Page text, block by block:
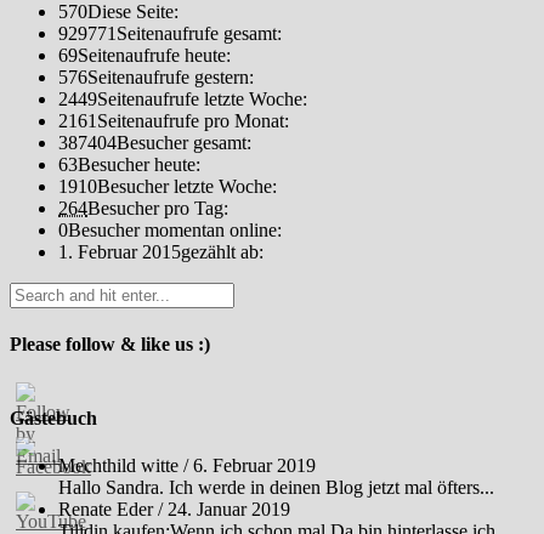
570Diese Seite:
929771 Seitenaufrufe gesamt:
69Seitenaufrufe heute:
576Seitenaufrufe gestern:
2449Seitenaufrufe letzte Woche:
2161 Seitenaufrufe pro Monat:
387404Besucher gesamt:
63Besucher heute:
1910Besucher letzte Woche:
264Besucher pro Tag:
0Besucher momentan online:
1. Februar 2015gezählt ab:
Please follow & like us :)
Gästebuch
Mechthild witte /6. Februar 2019
Hallo Sandra. Ich werde in deinen Blog jetzt mal öfters...
Renate Eder/ 24. Januar 2019